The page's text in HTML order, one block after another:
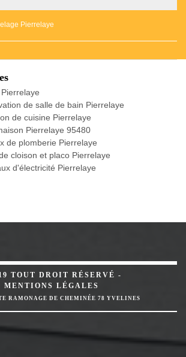
Pierrelaye
de salle de bain Pierrelaye
de cuisine Pierrelaye
Pierrelaye 95480
de plomberie Pierrelaye
cloison et placo Pierrelaye
d'électricité Pierrelaye
TOUT DROIT RÉSERVÉ -
MENTIONS LÉGALES
RAMONAGE DE CHEMINÉE 78 YVELINES